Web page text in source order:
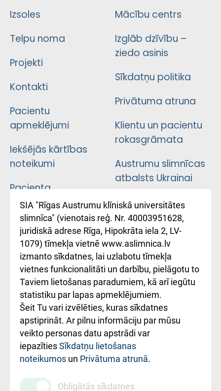
Izsoles
Telpu noma
Projekti
Kontakti
Pacientu
apmeklējumi
Iekšējās kārtības
noteikumi
Pacienta
atsauksmju/sūdzību
iesniegšanas
kārtība
Kā pie mums nokļūt
Rēķinu apmaksas
ceļvedis
Rekvizīti un
ārstniecības
iestādes kods
010000234
Maksas
Mācību centrs
Izglāb dzīvību –
ziedo asinis
Sīkdatņu politika
Privātuma atruna
Klientu un pacientu
rokasgrāmata
Austrumu slimnīcas
atbalsts Ukrainai
Підтримка Східної
лікарні та співпраця з
Україною
SIA "Rīgas Austrumu klīniskā universitātes
slimnīca" (vienotais reģ. Nr. 40003951628,
juridiskā adrese Rīga, Hipokrāta iela 2, LV-
1079) tīmekļa vietnē www.aslimnica.lv
izmanto sīkdatnes, lai uzlabotu tīmekļa
vietnes funkcionalitāti un darbību, pielāgotu to
Taviem lietošanas paradumiem, kā arī iegūtu
statistiku par lapas apmeklējumiem.
Šeit Tu vari izvēlēties, kuras sīkdatnes
apstiprināt. Ar pilnu informāciju par mūsu
veikto personas datu apstrādi var
iepazītiesSīkdatņu lietošanas
noteikumos un Privātuma atrunā.
Obligātās sīkdatnes